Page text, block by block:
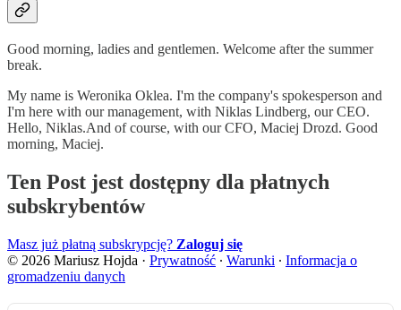
Good morning, ladies and gentlemen. Welcome after the summer
break.
My name is Weronika Oklea. I'm the company's spokesperson and
I'm here with our management, with Niklas Lindberg, our CEO.
Hello, Niklas.And of course, with our CFO, Maciej Drozd. Good
morning, Maciej.
Ten Post jest dostępny dla płatnych
subskrybentów
Masz już płatną subskrypcję? Zaloguj się
© 2026 Mariusz Hojda · Prywatność ∙ Warunki ∙ Informacja o
gromadzeniu danych